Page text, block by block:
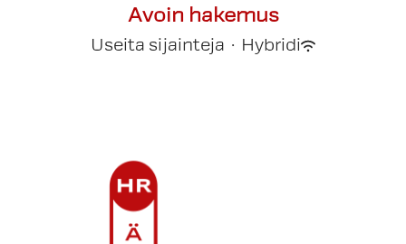
Avoin hakemus
Useita sijainteja · Hybridi